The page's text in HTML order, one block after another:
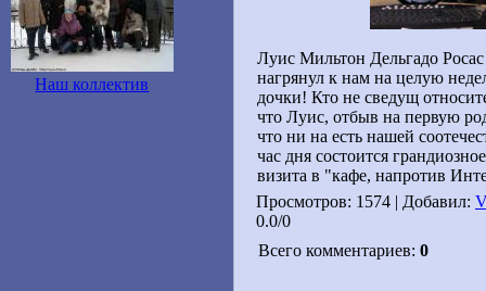
Наш коллектив
Луис Мильтон Дельгадо
нагрянул к нам на целую
дочки! Кто не сведущ
что Луис, отбыв на первую
что ни на есть нашей
час дня состоится
визита в "кафе, напротив
Просмотров: 1574 | Добавил:
0.0/0
Всего комментариев: 0